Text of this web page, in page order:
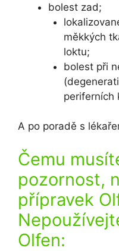
bolest zad;
měkkých
loktu;
bolest při
periferních
A po poradě s
Čemu
pozornost,
přípravek
Olfen: